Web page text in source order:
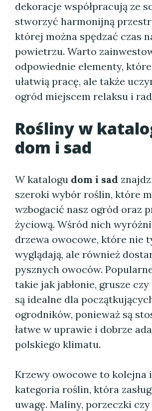
dekoracje współpracują ze
stworzyć harmonijną
której można spędzać czas
powietrzu. Warto
odpowiednie elementy,
ułatwią pracę, ale także
ogród miejscem relaksu i
Rośliny w
dom i sad
W katalogu dom i sad
szeroki wybór roślin, które
wzbogacić nasz ogród oraz
życiową. Wśród nich
drzewa owocowe, które nie
wyglądają, ale również
pysznych owoców.
takie jak jabłonie, grusze czy
są idealne dla
ogrodników, ponieważ są
łatwe w uprawie i dobrze
polskiego klimatu.
Krzewy owocowe to kolejna
kategoria roślin, która
uwagę. Maliny, porzeczki